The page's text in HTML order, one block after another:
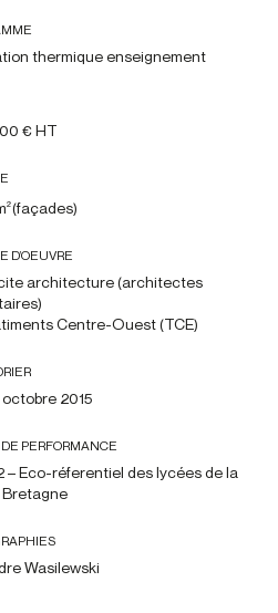
thermique enseignement
€ HT
2(façades)
D’OEUVRE
architecture (architectes
Centre-Ouest (TCE)
2015
PERFORMANCE
– Eco-réferentiel des lycées de la
Bretagne
Wasilewski